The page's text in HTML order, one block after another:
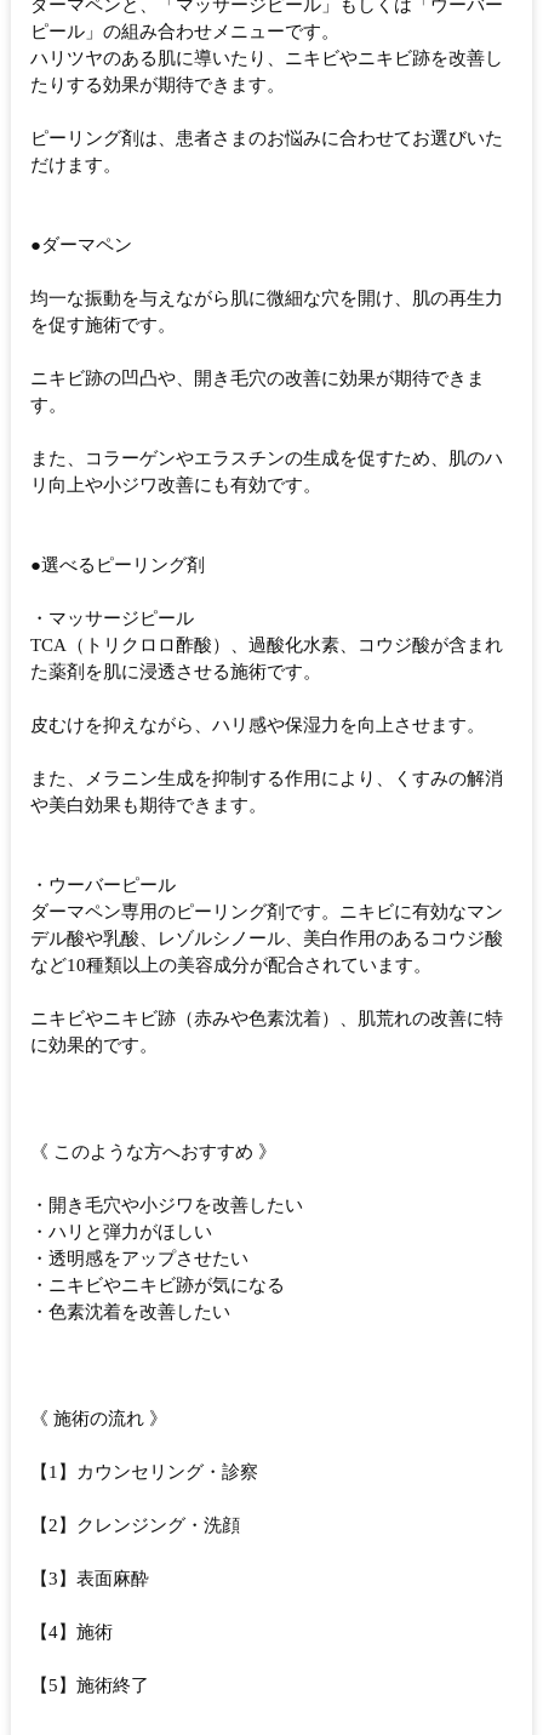
ダーマペンと、「マッサージピール」もしくは「ウーバー
ピール」の組み合わせメニューです。
ハリツヤのある肌に導いたり、ニキビやニキビ跡を改善し
たりする効果が期待できます。
ピーリング剤は、患者さまのお悩みに合わせてお選びいた
だけます。
●ダーマペン
均一な振動を与えながら肌に微細な穴を開け、肌の再生力
を促す施術です。
ニキビ跡の凹凸や、開き毛穴の改善に効果が期待できま
す。
また、コラーゲンやエラスチンの生成を促すため、肌のハ
リ向上や小ジワ改善にも有効です。
●選べるピーリング剤
・マッサージピール
TCA（トリクロロ酢酸）、過酸化水素、コウジ酸が含まれ
た薬剤を肌に浸透させる施術です。
皮むけを抑えながら、ハリ感や保湿力を向上させます。
また、メラニン生成を抑制する作用により、くすみの解消
や美白効果も期待できます。
・ウーバーピール
ダーマペン専用のピーリング剤です。ニキビに有効なマン
デル酸や乳酸、レゾルシノール、美白作用のあるコウジ酸
など10種類以上の美容成分が配合されています。
ニキビやニキビ跡（赤みや色素沈着）、肌荒れの改善に特
に効果的です。
《 このような方へおすすめ 》
・開き毛穴や小ジワを改善したい
・ハリと弾力がほしい
・透明感をアップさせたい
・ニキビやニキビ跡が気になる
・色素沈着を改善したい
《 施術の流れ 》
【1】カウンセリング・診察
【2】クレンジング・洗顔
【3】表面麻酔
【4】施術
【5】施術終了